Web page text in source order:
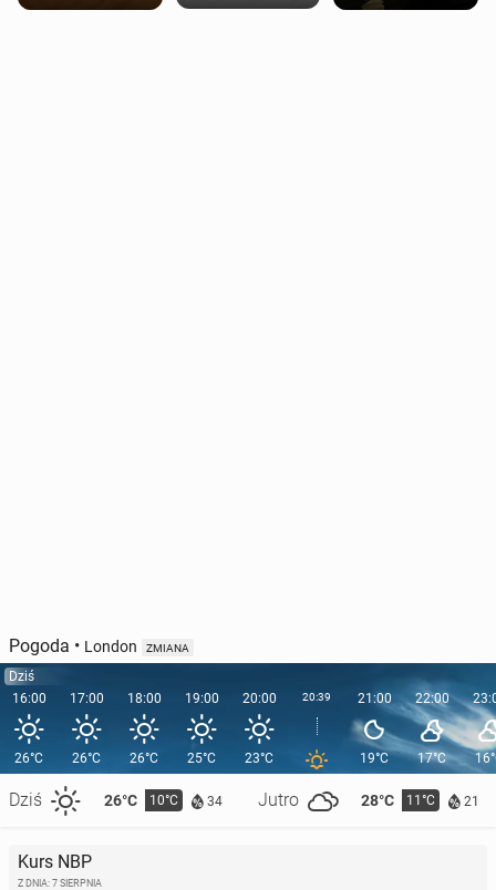
dziennie jest
trening siłowy
starzenie
Pogoda • London ZMIANA
Dziś
16:00
26°C
Dziś 26°C 10°C 34 Jutro 28°C 11°C 21
17:00
26°C
18:00
26°C
19:00
25°C
20:00
23°C
20:39 21:00
19°C
22:00
17°C
Kurs NBP
Z DNIA: 7 SIERPNIA